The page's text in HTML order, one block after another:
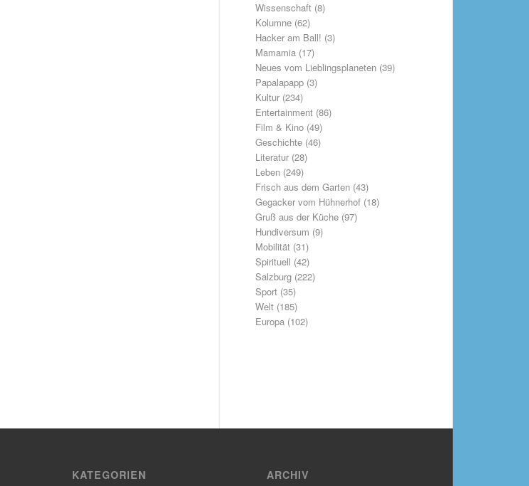
Wissenschaft(8)
Kolumne(62)
Hacker am Ball! (3)
Mamamia(17)
Neues vom Lieblingsplaneten(39)
Papalapapp(3)
Kultur(234)
Entertainment(86)
Film & Kino(49)
Geschichte(46)
Literatur(28)
Leben(249)
Frisch aus dem Garten(43)
Gegacker vom Hühnerhof(18)
Gruß aus der Küche(97)
Hundiversum (9)
Mobilität(31)
Spirituell (42)
Salzburg(222)
Sport(35)
Welt(185)
Europa(102)
KATEGORIEN ARCHIV